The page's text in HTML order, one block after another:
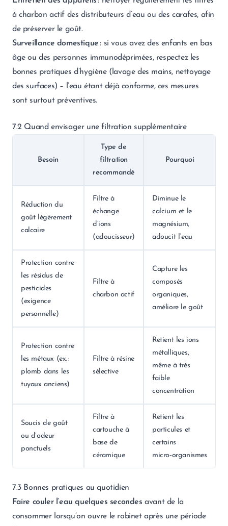
à charbon actif des distributeurs d’eau ou des carafes, afin
de préserver le goût.
Surveillance domestique: si vous avez des enfants en bas
âge ou des personnes immunodéprimées, respectez les
bonnes pratiques d’hygiène (lavage des mains, nettoyage
des surfaces) – l’eau étant déjà conforme, ces mesures
sont surtout préventives.
7.2 Quand envisager une filtration supplémentaire
Besoin
Type de
filtration
recommandé
Pourquoi
Réduction du
goût légèrement
calcaire
Filtre à
échange
d’ions
(adoucisseur)
Diminue le
calcium et le
magnésium,
adoucit l’eau
Protection contre
les résidus de
pesticides
(exigence
personnelle)
Filtre à
charbon actif
Capture les
composés
organiques,
améliore le goût
Protection contre
les métaux (ex. :
plomb dans les
tuyaux anciens)
Filtre à résine
sélective
Retient les ions
métalliques,
même à très
faible
concentration
Soucis de goût
ou d’odeur
ponctuels
Filtre à
cartouche à
base de
céramique
Retient les
particules et
certains
micro‑organismes
7.3 Bonnes pratiques au quotidien
Faire couler l’eau quelques secondes avant de la
consommer lorsqu’on ouvre le robinet après une période